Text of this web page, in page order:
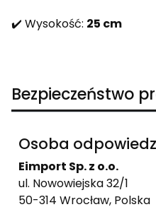
✔️ Wysokość: 25 cm
Bezpieczeństwo
Osoba
Eimport Sp. z o.o.
ul. Nowowiejska 32/1
50-314 Wrocław, Polska